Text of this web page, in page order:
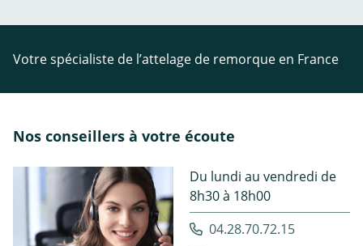
Votre spécialiste de l’attelage de remorque en France
Nos conseillers à votre écoute
Du lundi au vendredi de
8h30 à 18h00
04.28.70.72.15